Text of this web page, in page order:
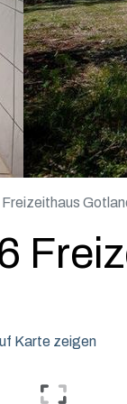
Karte zeigen